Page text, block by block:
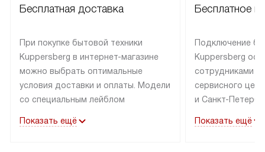
Бесплатная доставка
При покупке бытовой техники
Kuppersberg в интернет-магазине
можно выбрать оптимальные
условия доставки и оплаты. Модели
со специальным лейблом
в пределах МКАД до подъезда,
Показать ещё
Бесплатное
Подключение
Kuppersberg
сотрудниками
сервисного
и Санкт-
подключается к
Показать ещё